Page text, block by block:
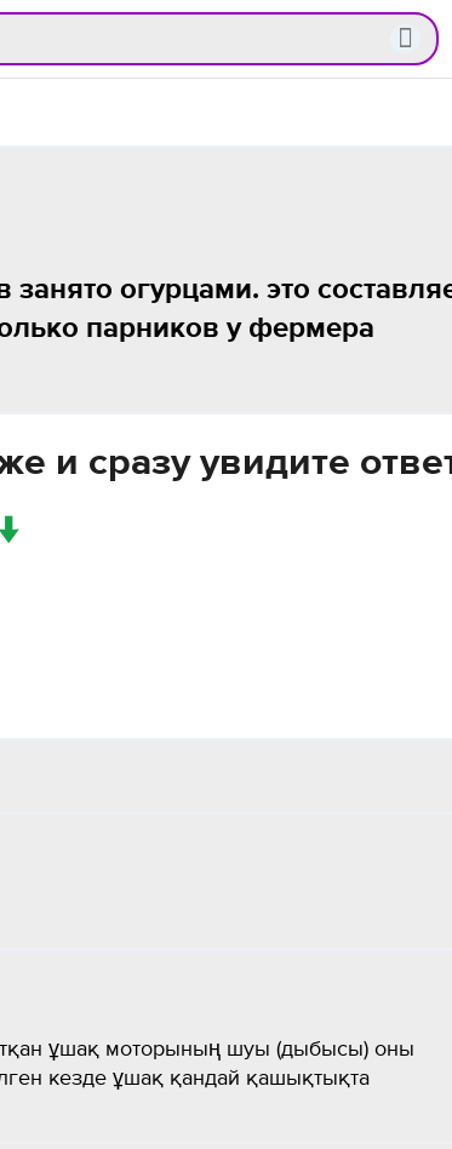
огурцами. это
парников у фермера
и сразу увидите
↓
ұшақ моторының шуы (дыбысы) оны
кезде ұшақ қандай қашықтықта